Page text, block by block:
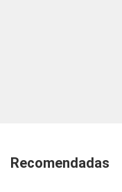
Recomendadas